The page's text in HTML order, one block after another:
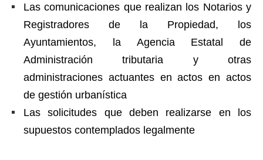
Las comunicaciones que realizan los Notarios y
Registradores de la Propiedad, los
Ayuntamientos, la Agencia Estatal de
Administración tributaria y otras
administraciones actuantes en actos en actos
de gestión urbanística
Las solicitudes que deben realizarse en los
supuestos contemplados legalmente